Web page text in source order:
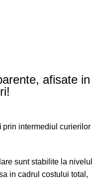
afisate in
prin intermediul curierilor
sunt stabilite la nivelul
in cadrul costului total,